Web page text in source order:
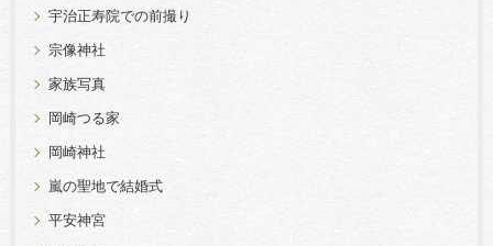
宇治正寿院での前撮り
宗像神社
家族写真
岡崎つる家
岡崎神社
嵐の聖地で結婚式
平安神宮